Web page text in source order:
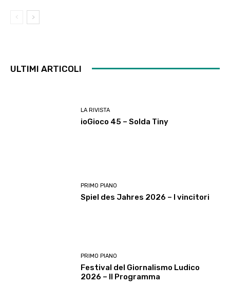
ULTIMI ARTICOLI
LA RIVISTA
ioGioco 45 – Solda Tiny
PRIMO PIANO
Spiel des Jahres 2026 – I vincitori
PRIMO PIANO
Festival del Giornalismo Ludico
2026 – Il Programma